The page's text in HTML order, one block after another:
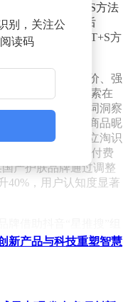
索行为，通过KFS方法
；抖音独创“看后
比达28%，FACT+S方
品环节，高客单价、强
点布局领域，搜索在
新品期通过搜索词洞察
平台联动方面，商品昵
器，其中淘宝拍立淘识
。方法论层面，“付费
产护肤品牌通过调整
40%，用户认知度显著
优化、直播间承接的三
啡国际在小红书布局
发现用户对“可折
后登顶品类销量榜。
别，关注公
读码
新产品与科技重塑智慧